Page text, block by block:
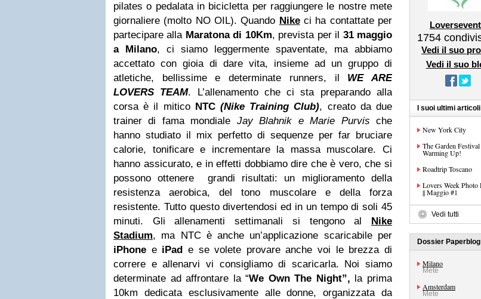
pilates o pedalata in bicicletta per raggiungere le nostre mete
giornaliere (molto NO OIL). Quando Nikeci ha contattate per
partecipare alla Maratona di 10Km, prevista per il 31 maggio
a Milano, ci siamo leggermente spaventate, ma abbiamo
accettato con gioia di dare vita, insieme ad un gruppo di
atletiche, bellissime e determinate runners, il WE ARE
LOVERS TEAM. L’allenamento che ci sta preparando alla
corsa è il mitico NTC(Nike Training Club), creato da due
trainer di fama mondiale Jay Blahnik e Marie Purvis che
hanno studiato il mix perfetto di sequenze per far bruciare
calorie, tonificare e incrementare la massa muscolare. Ci
hanno assicurato, e in effetti dobbiamo dire che è vero, che si
possono ottenere grandi risultati: un miglioramento della
resistenza aerobica, del tono muscolare e della forza
resistente. Tutto questo divertendosi ed in un tempo di soli 45
minuti. Gli allenamenti settimanali si tengono al Nike
Stadium, ma NTC è anche un’applicazione scaricabile per
iPhone e iPad e se volete provare anche voi le brezza di
correre e allenarvi vi consigliamo di scaricarla. Noi siamo
determinate ad affrontare la “We Own The Night”, la prima
10km dedicata esclusivamente alle donne, organizzata da
1754
Vedi il suo
Vedi il suo
I suoi ultimi articoli
New York City
The Garden Festival
Warming Up!
Roadtrip Toscano
Lovers Week Photo
|| Maggio #1
Vedi tutti
Dossier Paperblog
Milano
Mete
Amsterdam
Mete